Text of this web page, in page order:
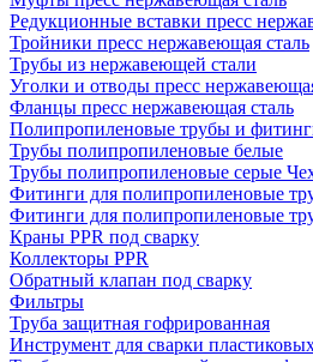
Редукционные вставки пресс
Тройники пресс нержавеющая сталь
Трубы из нержавеющей стали
Уголки и отводы пресс
Фланцы пресс нержавеющая сталь
Полипропиленовые трубы и
Трубы полипропиленовые белые
Трубы полипропиленовые серые
Фитинги для полипропиленовые
Фитинги для полипропиленовые
Краны PPR под сварку
Коллекторы PPR
Обратный клапан под сварку
Фильтры
Труба защитная гофрированная
Инструмент для сварки